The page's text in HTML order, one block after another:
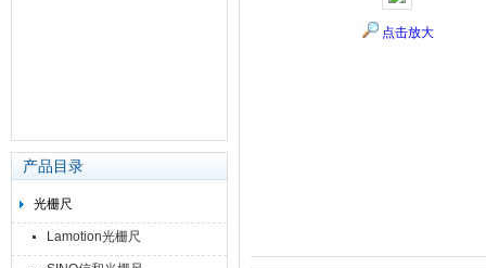
产品目录
光栅尺
Lamotion光栅尺
点击放大